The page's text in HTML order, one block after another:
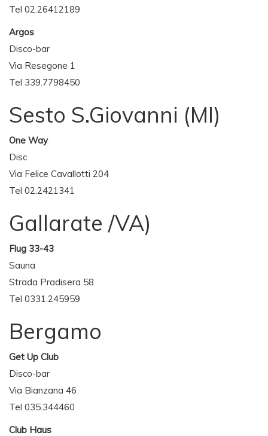
Tel 02.26412189
Argos
Disco-bar
Via Resegone 1
Tel 339.7798450
Sesto S.Giovanni (MI)
One Way
Disc
Via Felice Cavallotti 204
Tel 02.2421341
Gallarate /VA)
Flug 33-43
Sauna
Strada Pradisera 58
Tel 0331.245959
Bergamo
Get Up Club
Disco-bar
Via Bianzana 46
Tel 035.344460
Club Haus